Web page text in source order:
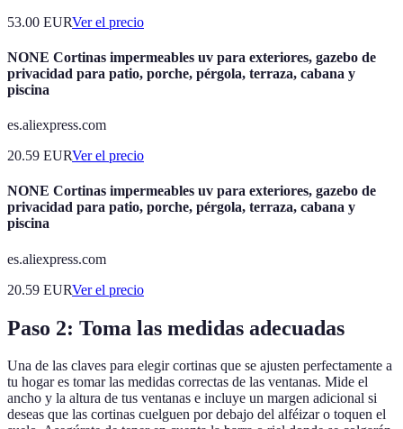
53.00 EURVer el precio
NONE Cortinas impermeables uv para exteriores, gazebo de
privacidad para patio, porche, pérgola, terraza, cabana y
piscina
es.aliexpress.com
20.59 EURVer el precio
NONE Cortinas impermeables uv para exteriores, gazebo de
privacidad para patio, porche, pérgola, terraza, cabana y
piscina
es.aliexpress.com
20.59 EURVer el precio
Paso 2: Toma las medidas adecuadas
Una de las claves para elegir cortinas que se ajusten perfectamente a
tu hogar es tomar las medidas correctas de las ventanas. Mide el
ancho y la altura de tus ventanas e incluye un margen adicional si
deseas que las cortinas cuelguen por debajo del alféizar o toquen el